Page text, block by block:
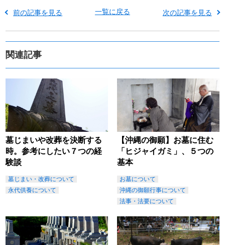
前の記事を見る 一覧に戻る 次の記事を見る
関連記事
墓じまいや改葬を決断する
時。参考にしたい７つの経
験談
墓じまい・改葬について
永代供養について
【沖縄の御願】お墓に住む
「ヒジャイガミ」、５つの
基本
お墓について
沖縄の御願行事について
法事・法要について